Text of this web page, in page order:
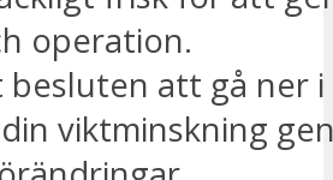
operation.
besluten att gå ner
viktminskning